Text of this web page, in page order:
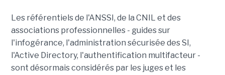
Les référentiels de l'ANSSI, de la CNIL et des
associations professionnelles - guides sur
l'infogérance, l'administration sécurisée des SI,
l'Active Directory, l'authentification multifacteur -
sont désormais considérés par les juges et les